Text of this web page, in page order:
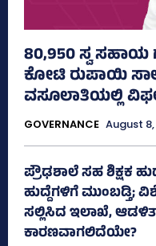
80,950 ಸ್ವ ಸಹಾಯ
ಕೋಟಿ ರುಪಾಯಿ
ವಸೂಲಾತಿಯಲ್ಲಿ
GOVERNANCE August
ಪ್ರೌಢಶಾಲೆ ಸಹ ಶಿಕ್ಷಕ
ಹುದ್ದೆಗಳಿಗೆ ಮುಂಬಡ್ತಿ;
ಸಲ್ಲಿಸಿದ ಇಲಾಖೆ,
ಕಾರಣವಾಗಲಿದೆಯೇ?